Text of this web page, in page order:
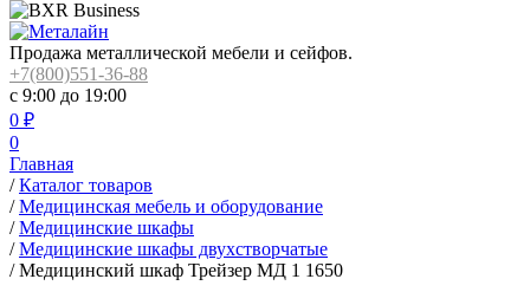
Продажа металлической мебели и сейфов.
+7(800)551-36-88
с 9:00 до 19:00
0 ₽
0
Главная
/ Каталог товаров
/ Медицинская мебель и оборудование
/ Медицинские шкафы
/ Медицинские шкафы двухстворчатые
/ Медицинский шкаф Трейзер МД 1 1650